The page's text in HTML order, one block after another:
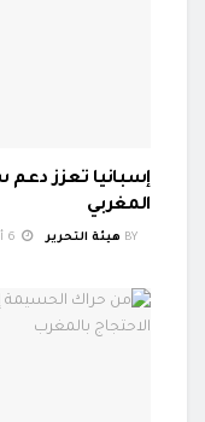
إسبانيا تعزز دعم
المغربي
BY هيئة التحرير